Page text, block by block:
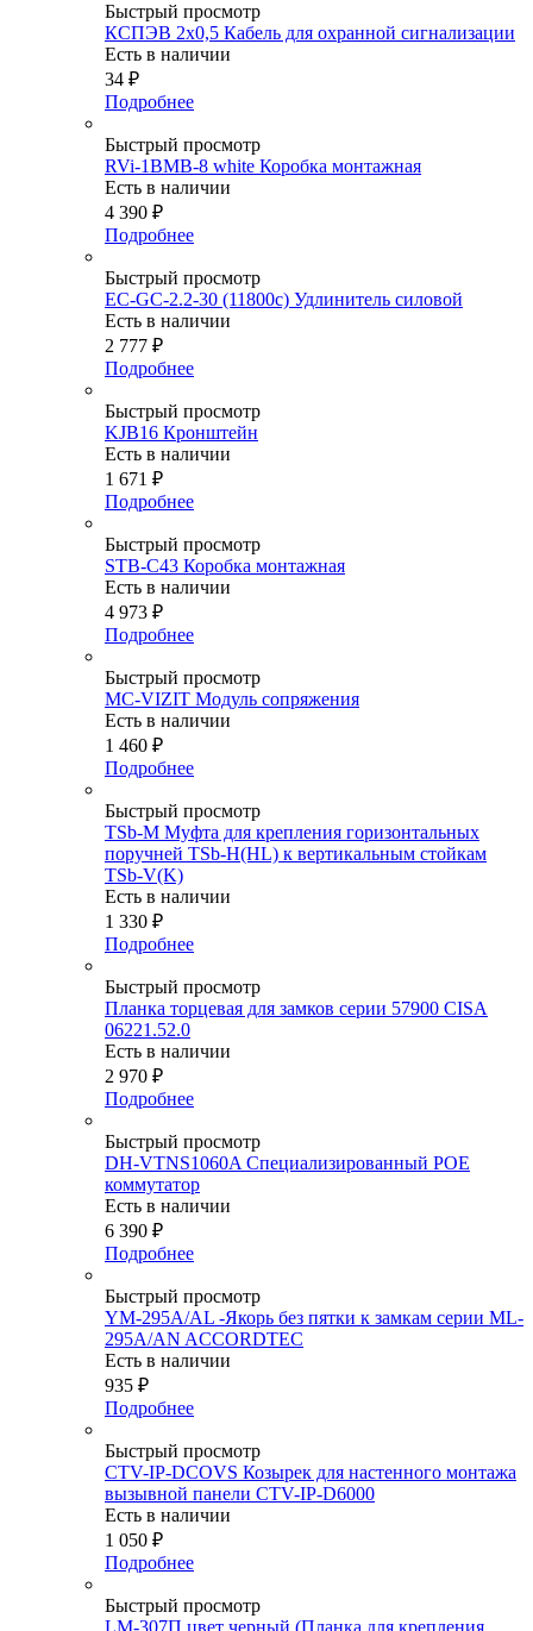
Быстрый просмотр
КСПЭВ 2х0,5 Кабель для охранной сигнализации
Есть в наличии
34 ₽
Подробнее
Быстрый просмотр
RVi-1BMB-8 white Коробка монтажная
Есть в наличии
4 390 ₽
Подробнее
Быстрый просмотр
EC-GC-2.2-30 (11800c) Удлинитель силовой
Есть в наличии
2 777 ₽
Подробнее
Быстрый просмотр
KJB16 Кронштейн
Есть в наличии
1 671 ₽
Подробнее
Быстрый просмотр
STB-C43 Коробка монтажная
Есть в наличии
4 973 ₽
Подробнее
Быстрый просмотр
MC-VIZIT Модуль сопряжения
Есть в наличии
1 460 ₽
Подробнее
Быстрый просмотр
TSb-M Муфта для крепления горизонтальных
поручней TSb-H(HL) к вертикальным стойкам
TSb-V(K)
Есть в наличии
1 330 ₽
Подробнее
Быстрый просмотр
Планка торцевая для замков серии 57900 CISA
06221.52.0
Есть в наличии
2 970 ₽
Подробнее
Быстрый просмотр
DH-VTNS1060A Специализированный POE
коммутатор
Есть в наличии
6 390 ₽
Подробнее
Быстрый просмотр
YM-295A/AL -Якорь без пятки к замкам серии ML-
295A/AN ACCORDTEC
Есть в наличии
935 ₽
Подробнее
Быстрый просмотр
CTV-IP-DCOVS Козырек для настенного монтажа
вызывной панели CTV-IP-D6000
Есть в наличии
1 050 ₽
Подробнее
Быстрый просмотр